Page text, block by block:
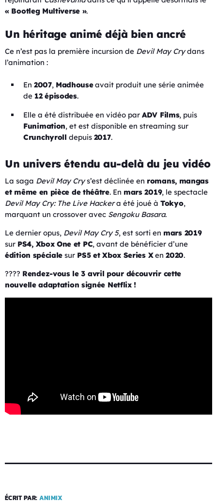
« Bootleg Multiverse ».
Un héritage animé déjà bien ancré
Ce n’est pas la première incursion de Devil May Crydans
l’animation :
En 2007, Madhouseavait produit une série animée
de 12 épisodes.
Elle a été distribuée en vidéo par ADV Films, puis
Funimation, et est disponible en streaming sur
Crunchyroll depuis 2017.
Un univers étendu au-delà du jeu vidéo
La saga Devil May Crys’est déclinée en romans, mangas
et même en pièce de théâtre. En mars 2019, le spectacle
Devil May Cry: The Live Hackera été joué à Tokyo,
marquant un crossover avec Sengoku Basara.
Le dernier opus, Devil May Cry 5, est sorti en mars 2019
sur PS4, Xbox One et PC, avant de bénéficier d’une
édition spéciale sur PS5 et Xbox Series Xen2020.
???? Rendez-vous le 3 avril pour découvrir cette
nouvelle adaptation signée Netflix !
ÉCRIT PAR: ANIMIX